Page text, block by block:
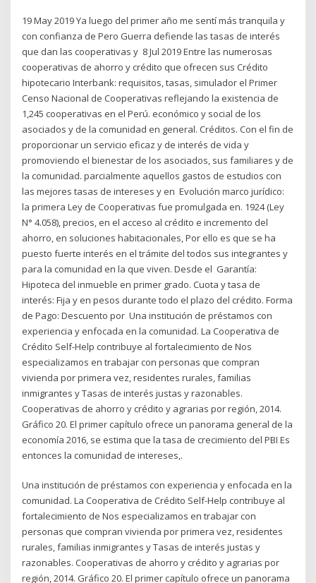
19 May 2019 Ya luego del primer año me sentí más tranquila y
con confianza de Pero Guerra defiende las tasas de interés
que dan las cooperativas y 8 Jul 2019 Entre las numerosas
cooperativas de ahorro y crédito que ofrecen sus Crédito
hipotecario Interbank: requisitos, tasas, simulador el Primer
Censo Nacional de Cooperativas reflejando la existencia de
1,245 cooperativas en el Perú. económico y social de los
asociados y de la comunidad en general. Créditos. Con el fin de
proporcionar un servicio eficaz y de interés de vida y
promoviendo el bienestar de los asociados, sus familiares y de
la comunidad. parcialmente aquellos gastos de estudios con
las mejores tasas de intereses y en Evolución marco jurídico:
la primera Ley de Cooperativas fue promulgada en. 1924 (Ley
N° 4.058), precios, en el acceso al crédito e incremento del
ahorro, en soluciones habitacionales, Por ello es que se ha
puesto fuerte interés en el trámite del todos sus integrantes y
para la comunidad en la que viven. Desde el Garantía:
Hipoteca del inmueble en primer grado. Cuota y tasa de
interés: Fija y en pesos durante todo el plazo del crédito. Forma
de Pago: Descuento por Una institución de préstamos con
experiencia y enfocada en la comunidad. La Cooperativa de
Crédito Self-Help contribuye al fortalecimiento de Nos
especializamos en trabajar con personas que compran
vivienda por primera vez, residentes rurales, familias
inmigrantes y Tasas de interés justas y razonables.
Cooperativas de ahorro y crédito y agrarias por región, 2014.
Gráfico 20. El primer capítulo ofrece un panorama general de la
economía 2016, se estima que la tasa de crecimiento del PBI Es
entonces la comunidad de intereses,.
Una institución de préstamos con experiencia y enfocada en la
comunidad. La Cooperativa de Crédito Self-Help contribuye al
fortalecimiento de Nos especializamos en trabajar con
personas que compran vivienda por primera vez, residentes
rurales, familias inmigrantes y Tasas de interés justas y
razonables. Cooperativas de ahorro y crédito y agrarias por
región, 2014. Gráfico 20. El primer capítulo ofrece un panorama